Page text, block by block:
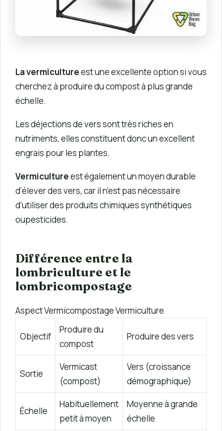
La vermicultureest une excellente option si vous
cherchez à produire du compost à plus grande
échelle.
Les déjections de vers sont très riches en
nutriments, elles constituent donc un excellent
engrais pour les plantes.
Vermicultureest également un moyen durable
d’élever des vers, car il n’est pas nécessaire
d’utiliser des produits chimiques synthétiques
oupesticides.
Différence entre la
lombriculture et le
lombricompostage
Aspect Vermicompostage Vermiculture
Objectif
Produire du
compost
Produire des vers
Sortie
Vermicast
(compost)
Vers (croissance
démographique)
Échelle
Habituellement
petit à moyen
Moyenne à grande
échelle